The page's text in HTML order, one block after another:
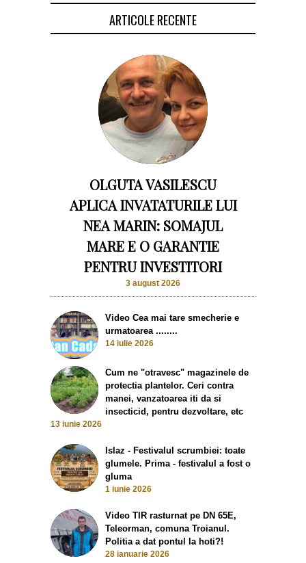
ARTICOLE RECENTE
OLGUTA VASILESCU
APLICA INVATATURILE LUI
NEA MARIN: SOMAJUL
MARE E O GARANTIE
PENTRU INVESTITORI
3 august 2026
Video Cea mai tare smecherie e
urmatoarea ........
14 iulie 2026
Cum ne "otravesc" magazinele de
protectia plantelor. Ceri contra
manei, vanzatoarea iti da si
insecticid, pentru dezvoltare, etc
13 iunie 2026
Islaz - Festivalul scrumbiei: toate
glumele. Prima - festivalul a fost o
gluma
1 iunie 2026
Video TIR rasturnat pe DN 65E,
Teleorman, comuna Troianul.
Politia a dat pontul la hoti?!
28 ianuarie 2026